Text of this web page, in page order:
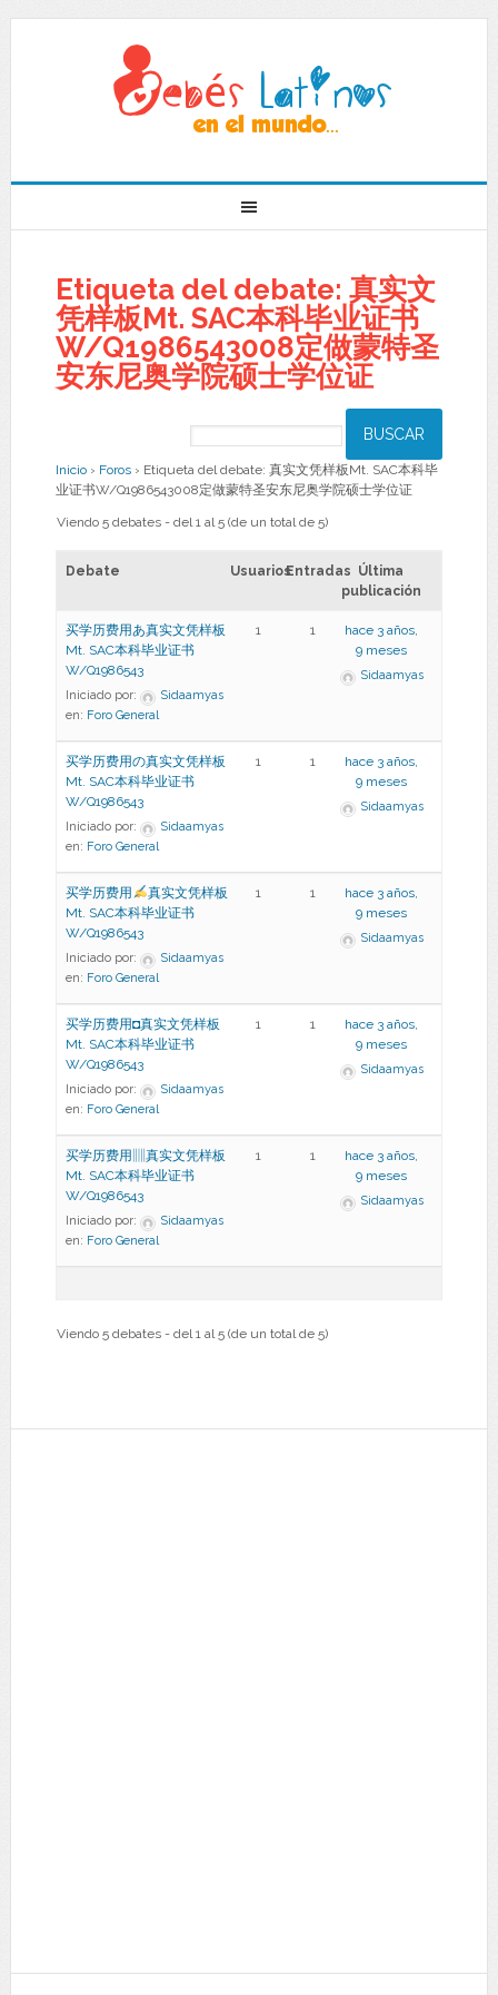
Etiqueta del debate: 真实文
凭样板Mt. SAC本科毕业证书
W/Q1986543008定做蒙特圣
安东尼奥学院硕士学位证
Inicio › Foros › Etiqueta del debate: 真实文凭样板Mt. SAC本科毕
业证书W/Q1986543008定做蒙特圣安东尼奥学院硕士学位证
Viendo 5 debates - del 1 al 5 (de un total de 5)
Debate UsuariosEntradas Última
publicación
买学历费用あ真实文凭样板
Mt. SAC本科毕业证书
W/Q1986543
Iniciado por:
Sidaamyas
en: Foro General
1 1
hace 3 años,
9 meses
Sidaamyas
买学历费用の真实文凭样板
Mt. SAC本科毕业证书
W/Q1986543
Iniciado por:
Sidaamyas
en: Foro General
1 1
hace 3 años,
9 meses
Sidaamyas
买学历费用
真实文凭样板
Mt. SAC本科毕业证书
W/Q1986543
Iniciado por:
Sidaamyas
en: Foro General
1 1
hace 3 años,
9 meses
Sidaamyas
买学历费用◘真实文凭样板
Mt. SAC本科毕业证书
W/Q1986543
Iniciado por:
Sidaamyas
en: Foro General
1 1
hace 3 años,
9 meses
Sidaamyas
买学历费用▥真实文凭样板
Mt. SAC本科毕业证书
W/Q1986543
Iniciado por:
Sidaamyas
en: Foro General
1 1
hace 3 años,
9 meses
Sidaamyas
Viendo 5 debates - del 1 al 5 (de un total de 5)